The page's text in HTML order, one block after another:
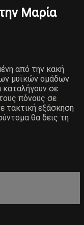
Μαρία
από την κακή
μυϊκών ομάδων
καταλήγουν σε
πόνους σε
τακτική εξάσκηση
θα δεις τη